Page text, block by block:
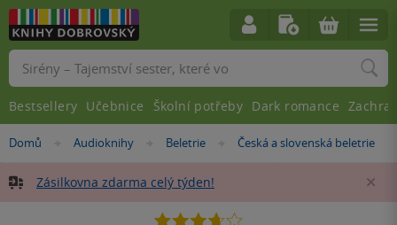
Nacházíte
zde:
Domů »Audioknihy »
Beletrie »
Česká a slovenská beletrie
Zásilkovna zdarma celý týden!
3.7
Vyhledávání
Bestsellery Učebnice Školní potřeby Dark romance